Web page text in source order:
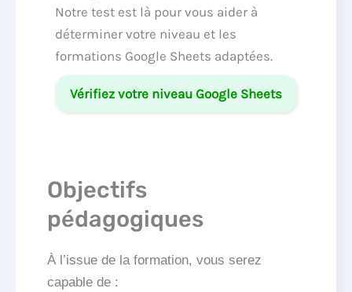
Notre test est là pour vous aider à
déterminer votre niveau et les
formations Google Sheets adaptées.
Vérifiez votre niveau Google Sheets
Objectifs
pédagogiques
À l’issue de la formation, vous serez
capable de :